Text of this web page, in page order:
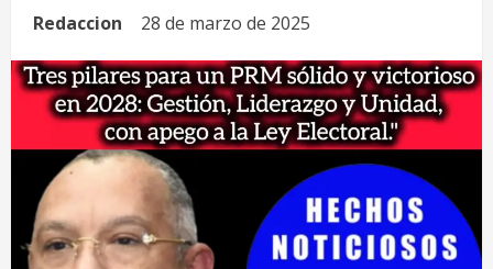
Redaccion 28 de marzo de 2025